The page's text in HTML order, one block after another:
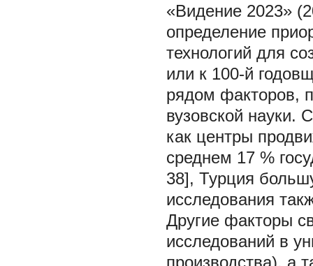
«Видение 2023»
определение
технологий для
или к 100-й
рядом факторов,
вузовской науки.
как центры
среднем 17 %
38], Турция
исследования
Другие факторы
исследований в
производства), а